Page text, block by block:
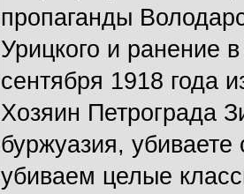
пропаганды
Урицкого и ранение
сентября 1918 года
Хозяин Петрограда
буржуазия,
убиваем целые